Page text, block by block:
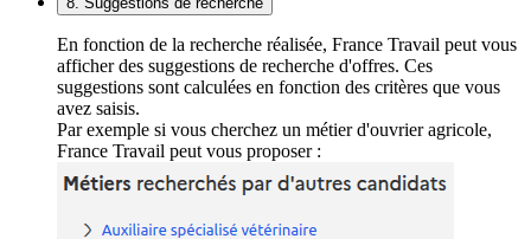
En fonction de la recherche réalisée, France Travail peut vous
afficher des suggestions de recherche d'offres. Ces
suggestions sont calculées en fonction des critères que vous
avez saisis.
Par exemple si vous cherchez un métier d'ouvrier agricole,
France Travail peut vous proposer :